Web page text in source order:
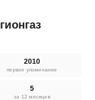
2010
первое упоминание
5
за 12 месяцев